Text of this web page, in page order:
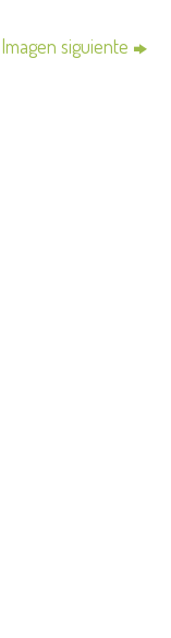
Imagen siguiente